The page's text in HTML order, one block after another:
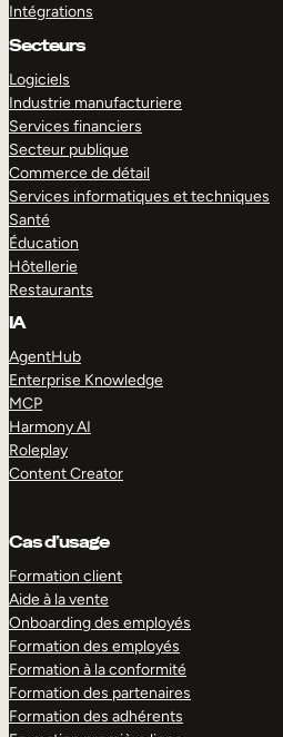
Intégrations
Secteurs
Logiciels
Industrie manufacturiere
Services financiers
Secteur publique
Commerce de détail
Services informatiques et techniques
Santé
Éducation
Hôtellerie
Restaurants
IA
AgentHub
Enterprise Knowledge
MCP
Harmony AI
Roleplay
Content Creator
Cas d’usage
Formation client
Aide à la vente
Onboarding des employés
Formation des employés
Formation à la conformité
Formation des partenaires
Formation des adhérents